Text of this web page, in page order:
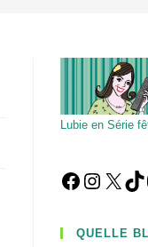
Lubie en Série
Facebook
Instagram
X
QUELLE